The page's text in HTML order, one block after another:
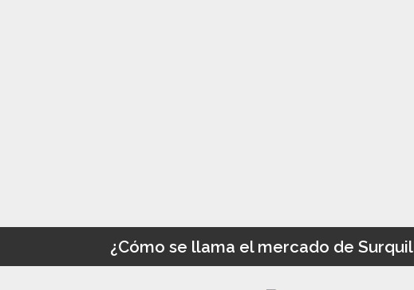
¿Cómo se llama el mercado de